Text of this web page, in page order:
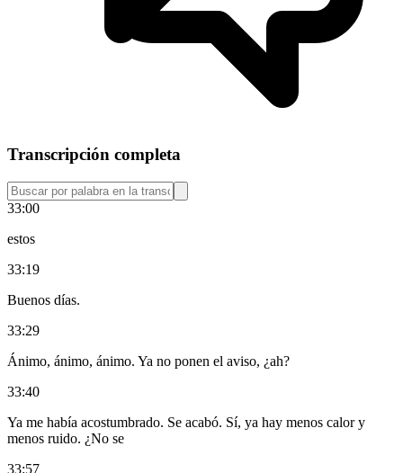
Transcripción completa
33:00
estos
33:19
Buenos días.
33:29
Ánimo, ánimo, ánimo. Ya no ponen el aviso, ¿ah?
33:40
Ya me había acostumbrado. Se acabó. Sí, ya hay menos calor y
menos ruido. ¿No se
33:57